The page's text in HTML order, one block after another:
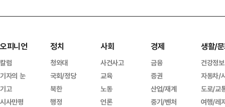
오피니언
칼럼
기자의 눈
기고
시사만평
정치
청와대
국회/정당
북한
행정
사회
사건사고
교육
노동
언론
경제
금융
증권
산업/재계
중기/벤처
생활/
건강정보
자동차/
도로/교
여행/레